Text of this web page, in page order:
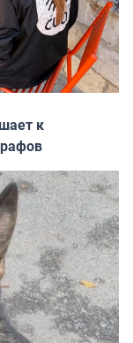
к